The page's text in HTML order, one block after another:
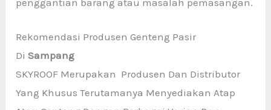
penggantian barang atau masalah pemasangan.
Rekomendasi Produsen Genteng Pasir
DiSampang
SKYROOF Merupakan Produsen Dan Distributor
Yang Khusus Terutamanya Menyediakan Atap